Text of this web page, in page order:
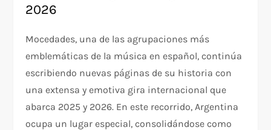
2026
Mocedades, una de las agrupaciones más
emblemáticas de la música en español, continúa
escribiendo nuevas páginas de su historia con
una extensa y emotiva gira internacional que
abarca 2025 y 2026. En este recorrido, Argentina
ocupa un lugar especial, consolidándose como